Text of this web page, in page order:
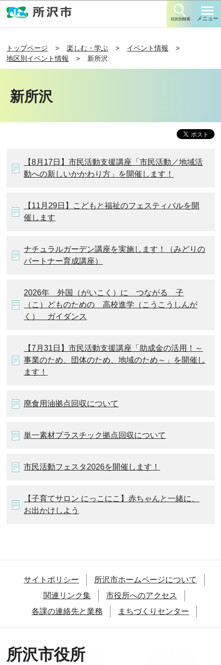
目的別検索 メニュー
トップページ 楽しむ・学ぶ
イベント情報
地区別イベント情報
新所沢
新所沢
【8月17日】市民活動支援講座「市民活動／地域活
動への新しいかかわり方」を開催します！
【11月29日】こどもと福祉のフェスティバルを開
催します
ナチュラルガーデン講座を実施します！（みどりの
パートナー育成講座）
2026年 外国（がいこく）に つながる 子
（こ）どものための 高校進学（こうこうしんが
く） ガイダンス
【7月31日】市民活動支援講座「助成金の活用！～
事業のため、団体のため、地域のため～」を開催し
ます！
廃食用油拠点回収について
単一素材プラスチック拠点回収について
市民活動フェスタ2026を開催します！
【子育てサロン にっこにこ】赤ちゃんと一緒に、
お出かけしよう
サイトポリシー
所沢市ホームページについて
関連リンク集
市役所へのアクセス
各課の連絡先と業務
まちづくりセンター
所沢市役所